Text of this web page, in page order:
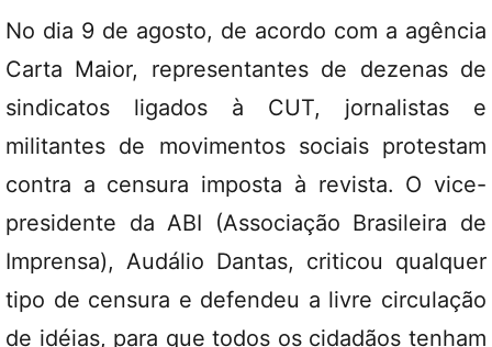
No dia 9 de agosto, de acordo com a agência
Carta Maior, representantes de dezenas de
sindicatos ligados à CUT, jornalistas e
militantes de movimentos sociais protestam
contra a censura imposta à revista. O vice-
presidente da ABI (Associação Brasileira de
Imprensa), Audálio Dantas, criticou qualquer
tipo de censura e defendeu a livre circulação
de idéias, para que todos os cidadãos tenham